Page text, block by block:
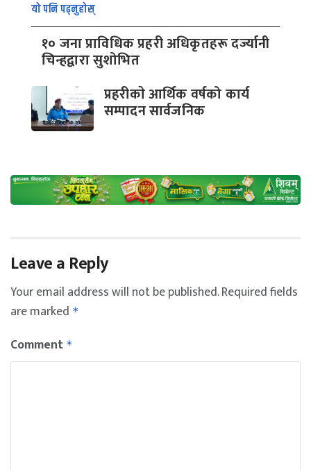
यो पनि पढ्नुहोस्
१० जना प्राविधिक प्रहरी अधिकृतहरू दर्ज्यानी
चिन्हद्वारा सुशोभित
प्रहरीकाे आर्थिक वर्षको कार्य
सम्पादन सार्वजनिक
Leave a Reply
Your email address will not be published.Required fields
are marked *
Comment *